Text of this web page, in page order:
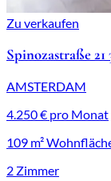
Zu verkaufen
Spinozastraße 21
AMSTERDAM
4.250 € pro Monat
109 m²
2 Zimmer